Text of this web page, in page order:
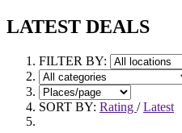
LATEST DEALS
FILTER BY:
SORT BY: Rating /Latest